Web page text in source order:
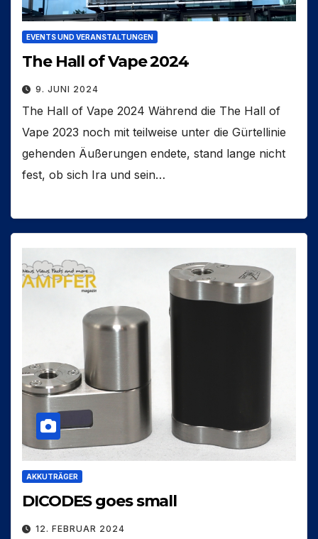
EVENTS UND VERANSTALTUNGEN
The Hall of Vape 2024
9. JUNI 2024
The Hall of Vape 2024 Während die The Hall of
Vape 2023 noch mit teilweise unter die Gürtellinie
gehenden Äußerungen endete, stand lange nicht
fest, ob sich Ira und sein…
AKKUTRÄGER
DICODES goes small
12. FEBRUAR 2024